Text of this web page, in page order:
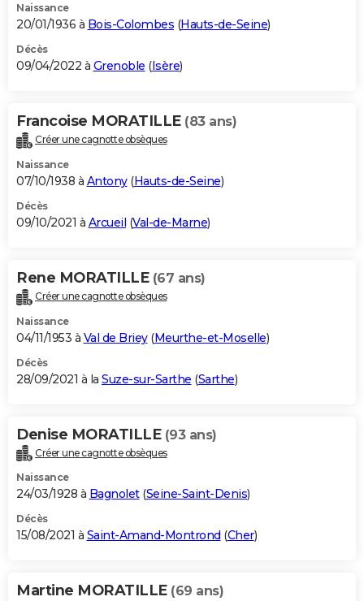
Naissance
20/01/1936 à Bois-Colombes (Hauts-de-Seine)
Décès
09/04/2022 à Grenoble (Isère)
Francoise MORATILLE (83 ans)
Créer une cagnotte obsèques
Naissance
07/10/1938 à Antony(Hauts-de-Seine)
Décès
09/10/2021 à Arcueil (Val-de-Marne)
Rene MORATILLE (67 ans)
Créer une cagnotte obsèques
Naissance
04/11/1953 à Val de Briey(Meurthe-et-Moselle)
Décès
28/09/2021 à la Suze-sur-Sarthe (Sarthe)
Denise MORATILLE (93 ans)
Créer une cagnotte obsèques
Naissance
24/03/1928 à Bagnolet(Seine-Saint-Denis)
Décès
15/08/2021 à Saint-Amand-Montrond (Cher)
Martine MORATILLE (69 ans)